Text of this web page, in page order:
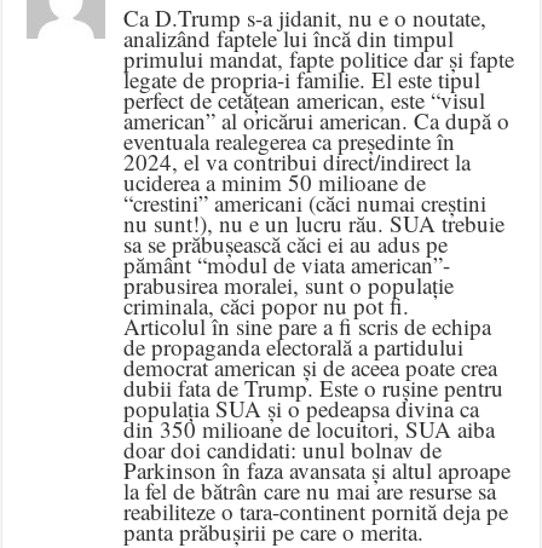
Ca D.Trump s-a jidanit, nu e o noutate,
analizând faptele lui încă din timpul
primului mandat, fapte politice dar și fapte
legate de propria-i familie. El este tipul
perfect de cetățean american, este “visul
american” al oricărui american. Ca după o
eventuala realegerea ca președinte în
2024, el va contribui direct/indirect la
uciderea a minim 50 milioane de
“crestini” americani (căci numai creștini
nu sunt!), nu e un lucru rău. SUA trebuie
sa se prăbușească căci ei au adus pe
pământ “modul de viata american”-
prabusirea moralei, sunt o populație
criminala, căci popor nu pot fi.
Articolul în sine pare a fi scris de echipa
de propaganda electorală a partidului
democrat american și de aceea poate crea
dubii fata de Trump. Este o rușine pentru
populația SUA și o pedeapsa divina ca
din 350 milioane de locuitori, SUA aiba
doar doi candidati: unul bolnav de
Parkinson în faza avansata și altul aproape
la fel de bătrân care nu mai are resurse sa
reabiliteze o tara-continent pornită deja pe
panta prăbușirii pe care o merita.